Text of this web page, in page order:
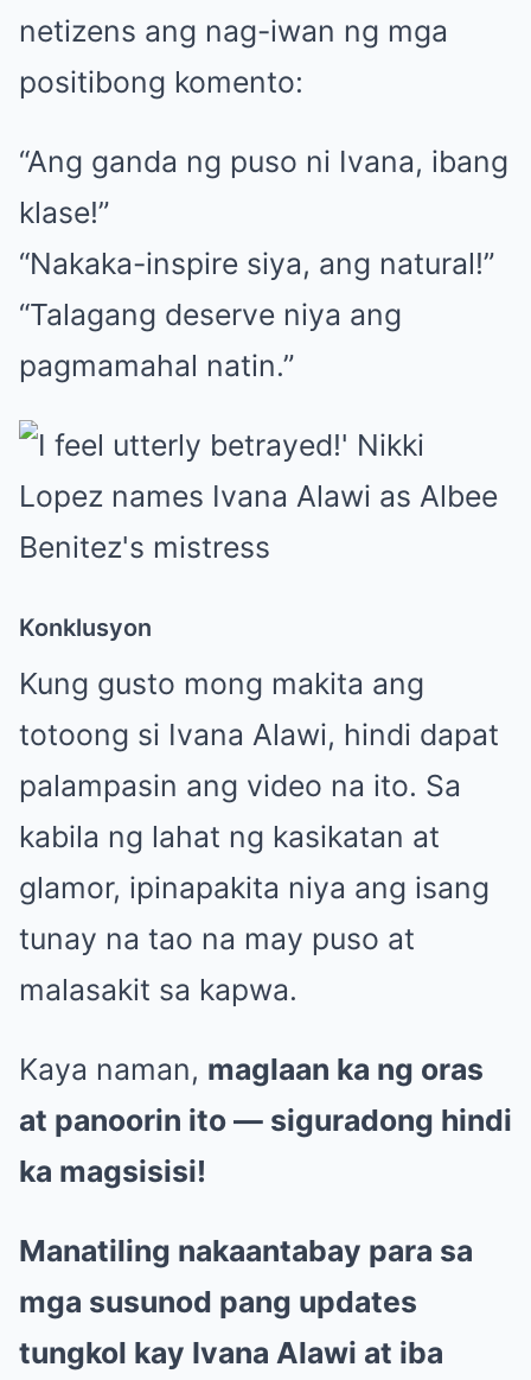
netizens ang nag-iwan ng mga
positibong komento:
“Ang ganda ng puso ni Ivana, ibang
klase!”
“Nakaka-inspire siya, ang natural!”
“Talagang deserve niya ang
pagmamahal natin.”
Konklusyon
Kung gusto mong makita ang
totoong si Ivana Alawi, hindi dapat
palampasin ang video na ito. Sa
kabila ng lahat ng kasikatan at
glamor, ipinapakita niya ang isang
tunay na tao na may puso at
malasakit sa kapwa.
Kaya naman, maglaan ka ng oras
at panoorin ito — siguradong hindi
ka magsisisi!
Manatiling nakaantabay para sa
mga susunod pang updates
tungkol kay Ivana Alawi at iba